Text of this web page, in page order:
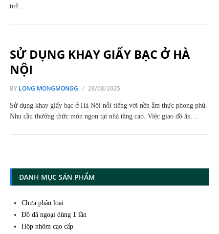
trở…
SỬ DỤNG KHAY GIẤY BẠC Ở HÀ
NỘI
BY LONG MONGMONGG 28/08/2025
Sử dụng khay giấy bạc ở Hà Nội nổi tiếng với nền ẩm thực phong phú.
Nhu cầu thưởng thức món ngon tại nhà tăng cao. Việc giao đồ ăn…
DANH MỤC SẢN PHẨM
Chưa phân loại
Đồ dã ngoại dùng 1 lần
Hộp nhôm cao cấp